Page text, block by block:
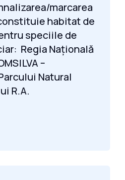
marcarea
habitat de
speciile de
Regia Națională
–
Natural
R.A.